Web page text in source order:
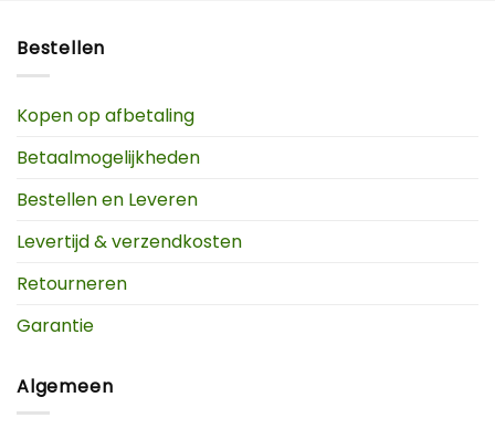
Bestellen
Kopen op afbetaling
Betaalmogelijkheden
Bestellen en Leveren
Levertijd & verzendkosten
Retourneren
Garantie
Algemeen